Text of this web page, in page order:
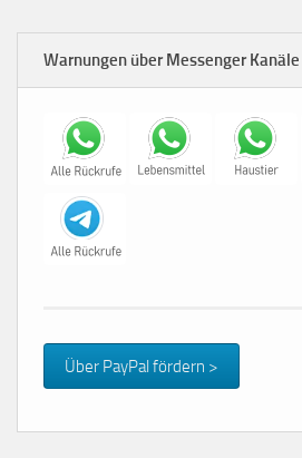
Warnungen über Messenger Kanäle
Über PayPal fördern >